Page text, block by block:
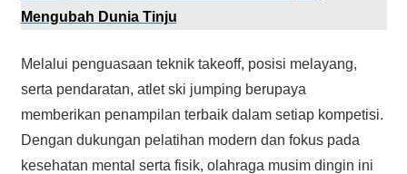
Mengubah Dunia Tinju
Melalui penguasaan teknik takeoff, posisi melayang,
serta pendaratan, atlet ski jumping berupaya
memberikan penampilan terbaik dalam setiap kompetisi.
Dengan dukungan pelatihan modern dan fokus pada
kesehatan mental serta fisik, olahraga musim dingin ini